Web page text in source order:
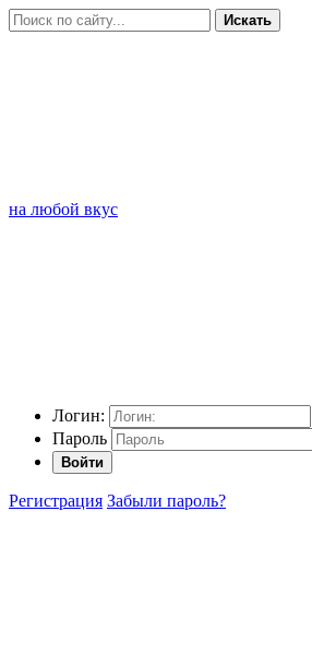
Искать
на любой вкус
Логин:
Пароль
Войти
Регистрация Забыли пароль?